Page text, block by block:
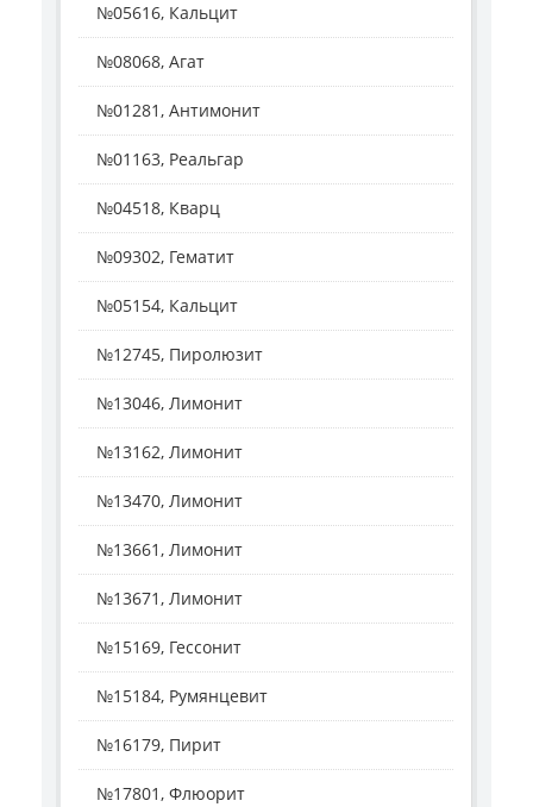
№05616, Кальцит
№08068, Агат
№01281, Антимонит
№01163, Реальгар
№04518, Кварц
№09302, Гематит
№05154, Кальцит
№12745, Пиролюзит
№13046, Лимонит
№13162, Лимонит
№13470, Лимонит
№13661, Лимонит
№13671, Лимонит
№15169, Гессонит
№15184, Румянцевит
№16179, Пирит
№17801, Флюорит